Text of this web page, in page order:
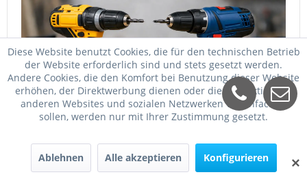
DeWalt oder Bosch Professional?
DeWalt oder Bosch Professional? Der Vergleich zeigt,
welche Marke bei Akku, Leistung, Ergonomie, Sortiment
und Preis besser zu Ihrem Einsatz passt.
✕
Diese Website benutzt Cookies, die für den technischen Betrieb
der Website erforderlich sind und stets gesetzt werden.
Andere Cookies, die den Komfort bei Benutzung dieser Website
erhöhen, der Direktwerbung dienen oder die Interaktion mit
anderen Websites und sozialen Netzwerken vereinfachen
sollen, werden nur mit Ihrer Zustimmung gesetzt.
Ablehnen Alle akzeptieren Konfigurieren